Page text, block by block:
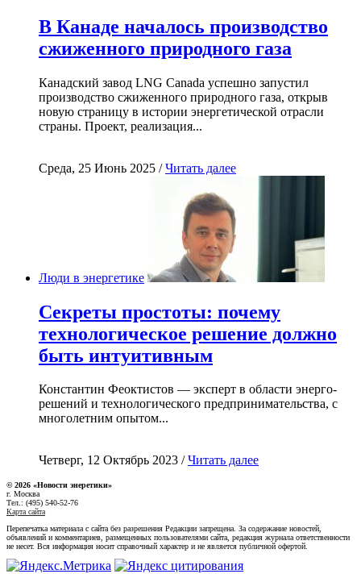
В Канаде началось производство
сжиженного природного газа
Канадский завод LNG Canada успешно запустил
производство сжиженного природного газа, открыв
новую страницу в истории энергетической отрасли
страны. Проект, реализация...
Среда, 25 Июнь 2025 /Читать далее
Люди в энергетике
Секреты простоты: почему
технологическое решение должно
быть интуитивным
Константин Феоктистов — эксперт в области энерго-
решений и технологического предпринимательства, с
многолетним опытом...
Четверг, 12 Октябрь 2023 /Читать далее
© 2026 «Новости энеретики»
г. Москва
Тел.: (495) 540-52-76
Карта сайта
Перепечатка материала с сайта без разрешения Редакции запрещена. За содержание новостей,
объявлений и комментариев, размещенных пользователями сайта, редакция журнала ответственности
не несет. Вся информация носит справочный характер и не является публичной офертой.